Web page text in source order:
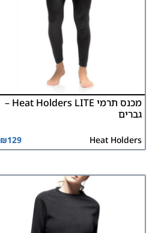
מכנס תרמי Heat Holders LITE –
גברים
Heat Holders
₪129